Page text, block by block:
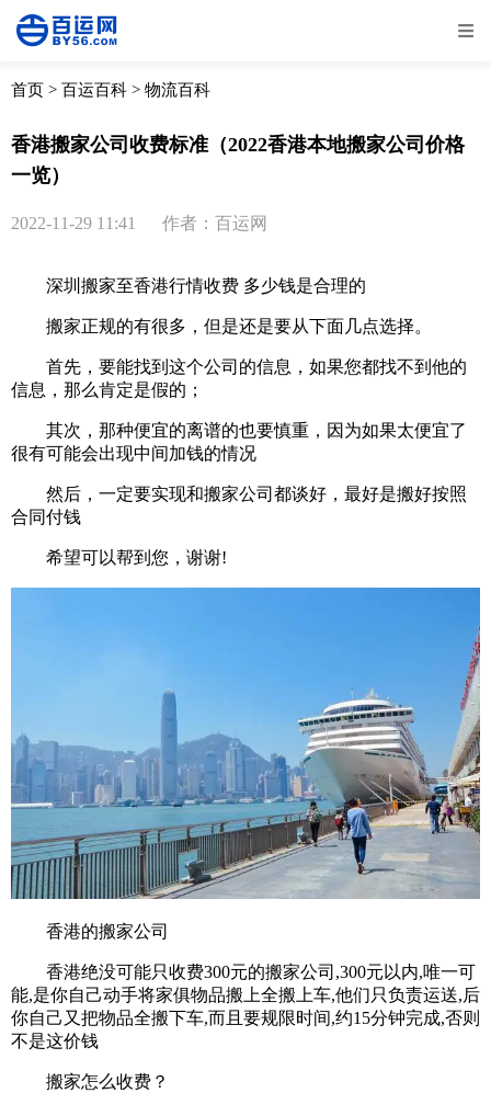
全部 物流资讯
首页 > 百运百科 > 物流百科
香港搬家公司收费标准（2022香港本地搬家公司价格
一览）
2022-11-29 11:41 作者：百运网
深圳搬家至香港行情收费 多少钱是合理的
搬家正规的有很多，但是还是要从下面几点选择。
首先，要能找到这个公司的信息，如果您都找不到他的
信息，那么肯定是假的；
其次，那种便宜的离谱的也要慎重，因为如果太便宜了
很有可能会出现中间加钱的情况
然后，一定要实现和搬家公司都谈好，最好是搬好按照
合同付钱
希望可以帮到您，谢谢!
香港的搬家公司
香港绝没可能只收费300元的搬家公司,300元以内,唯一可
能,是你自己动手将家俱物品搬上全搬上车,他们只负责运送,后
你自己又把物品全搬下车,而且要规限时间,约15分钟完成,否则
不是这价钱
搬家怎么收费？